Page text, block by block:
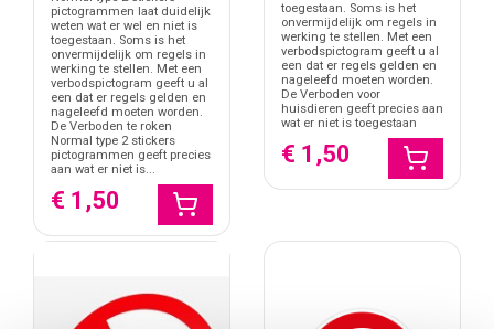
pictogrammen laat duidelijk
weten wat er wel en niet is
toegestaan. Soms is het
onvermijdelijk om regels in
werking te stellen. Met een
verbodspictogram geeft u al
een dat er regels gelden en
nageleefd moeten worden.
De Verboden te roken
Normal type 2 stickers
pictogrammen geeft precies
aan wat er niet is...
€ 1,50
toegestaan. Soms is het
onvermijdelijk om regels in
werking te stellen. Met een
verbodspictogram geeft u al
een dat er regels gelden en
nageleefd moeten worden.
De Verboden voor
huisdieren geeft precies aan
wat er niet is toegestaan
€ 1,50